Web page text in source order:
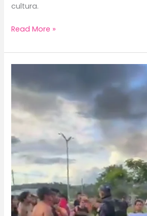
cultura.
Indígenas
Pará
Enfrentam
SEDUC
Exigem
Respeito
Educação
Tradicional
Read More »